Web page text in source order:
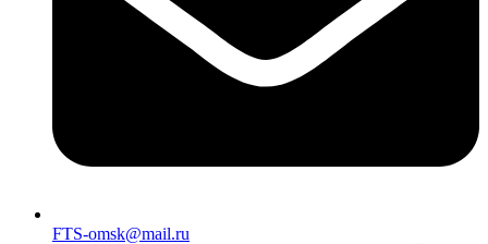
FTS-omsk@mail.ru